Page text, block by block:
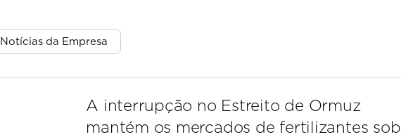
Notícias da Empresa
A interrupção no Estreito de Ormuz
mantém os mercados de fertilizantes sob